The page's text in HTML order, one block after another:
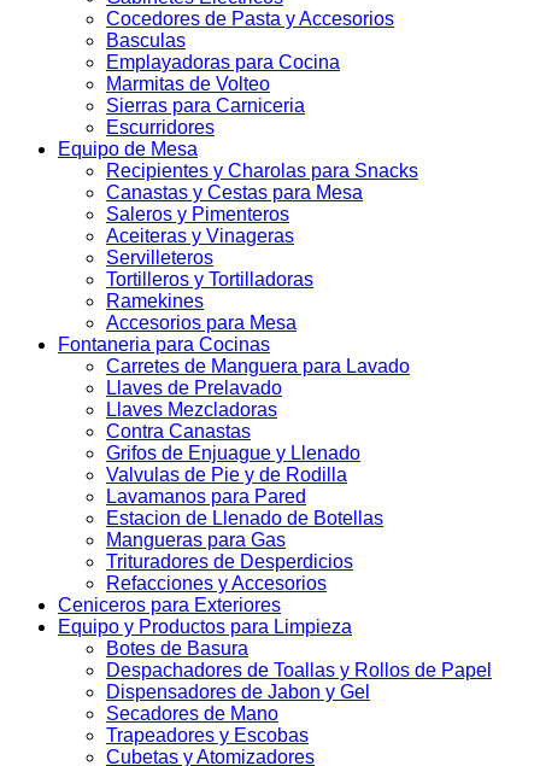
Cocedores de Pasta y Accesorios
Basculas
Emplayadoras para Cocina
Marmitas de Volteo
Sierras para Carniceria
Escurridores
Equipo de Mesa
Recipientes y Charolas para Snacks
Canastas y Cestas para Mesa
Saleros y Pimenteros
Aceiteras y Vinageras
Servilleteros
Tortilleros y Tortilladoras
Ramekines
Accesorios para Mesa
Fontaneria para Cocinas
Carretes de Manguera para Lavado
Llaves de Prelavado
Llaves Mezcladoras
Contra Canastas
Grifos de Enjuague y Llenado
Valvulas de Pie y de Rodilla
Lavamanos para Pared
Estacion de Llenado de Botellas
Mangueras para Gas
Trituradores de Desperdicios
Refacciones y Accesorios
Ceniceros para Exteriores
Equipo y Productos para Limpieza
Botes de Basura
Despachadores de Toallas y Rollos de Papel
Dispensadores de Jabon y Gel
Secadores de Mano
Trapeadores y Escobas
Cubetas y Atomizadores